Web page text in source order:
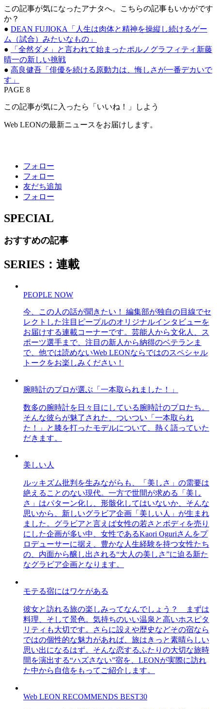
この記事が気になったアナタへ。こちらの記事もいかがです
か？
● DEAN FUJIOKA「人生は肉体と精神を操縦し続けるゲー
ム（試合）みたいなもの」
●
「全然ダメ」と言われて始まったポルノグラフィティ新藤
晴一の新しい挑戦
● 高良健吾「俳優を続ける原動力は、悔しさが一番デカいで
す」
PAGE 8
この記事が気に入ったら「いいね！」しよう
Web LEONの最新ニュースをお届けします。
フォロー
フォロー
友だち追加
フォロー
SPECIAL
おすすめの記事
SERIES：連載
PEOPLE NOW
今、この人の話が聞きたい！ 編集部が独自の目線でセ
レクトした注目ピープルのオリジナルインタビューを
お届けする連載コーナーです。芸能人から文化人、ス
ポーツ選手まで、注目の新人から納得のベテランま
で、他では読めないWeb LEONならではのスペシャル
トークをお楽しみください！
腕時計のプロが選ぶ「一本取られました！」
数多の腕時計を日々目にしている腕時計のプロたち。
そんな彼らが魅了された、ついつい「一本取られ
た！」と膝を打ったモデルについて、熱く語っていた
だきます。
美しい人
ルッキズム批判を生みながらも、「美しさ」の需要は
絶えることのない現代。一方で世間が求める「美し
さ」はパターン化し、形骸化してはいないか、そんな
思いから、新しいグラビア企画「美しい人」が生まれ
ました。グラビアと言えば女性の若さとボディを売り
にした企画が多い中、女性であるKaori Oguriさんをプ
ロデューサーに据え、豊かな人生経験を持つ女性たち
の、内面から醸し出される“大人の美しさ”に迫る新た
なグラビア企画となります。
モテる宿にはワケがある
彼女と訪れる旅の楽しみってなんでしょう？ まずは
料理、そして景色。気持ちのいい温泉と高いホスピタ
リティも大切です。さらに設えや歴史などその宿なら
ではの個性的な魅力があれば、旅はきっと素晴らしい
思い出になるはず。そんな恋するふたりの大切な旅時
間を演出する“ハズさない”宿を、LEONが実際に訪れ
た中から自信をもってご紹介します。
Web LEON RECOMMENDS BEST30